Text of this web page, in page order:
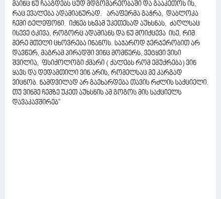
მაინც ნუ ჩააგდებს ცუდ მდგომარეობაში და გააკეთოს ის,
რაც ევალება ადამიანურად. არაფერმა გაჭრა, დაბლოკა
ჩემი ტელეფონი. იქნებ სხვამ უკეთესად აუხსნას, ძაღლსაც
ისევე ტკივა, როგორც ადამიანს და ნუ მოიქცევა ისე, რიმ
მერე მთელი ცხოვრება ინანოს. საჯაროდ ჯერჯერობით არ
დავწერ, მაგრამ პირადში ვინც მომწერს, ვეტყვი ვისი
შვილია, ფსიქოლოგი ქმარი ( ქალებს რომ ემუქრება) ვინ
ყავს და დედამთილი ვინ არის, რომელსაც მე კარგად
ვიცნობ. ნამდვილად არ გაეხარდება თავის რძლის საქციელი.
თუ ვინმე ჩემზე უკეთ აუხსნის ამ გოგოს მის საქციელს
დავაკავშირებ"